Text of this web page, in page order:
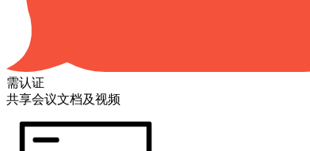
需认证
共享会议文档及视频